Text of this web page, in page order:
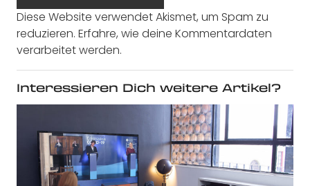
Diese Website verwendet Akismet, um Spam zu
reduzieren. Erfahre, wie deine Kommentardaten
verarbeitet werden.
Interessieren Dich weitere Artikel?